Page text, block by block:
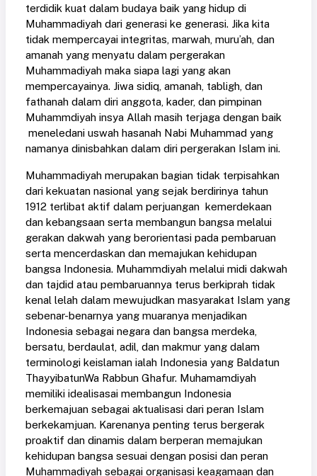
terdidik kuat dalam budaya baik yang hidup di
Muhammadiyah dari generasi ke generasi. Jika kita
tidak mempercayai integritas, marwah, muru’ah, dan
amanah yang menyatu dalam pergerakan
Muhammadiyah maka siapa lagi yang akan
mempercayainya. Jiwa sidiq, amanah, tabligh, dan
fathanah dalam diri anggota, kader, dan pimpinan
Muhammdiyah insya Allah masih terjaga dengan baik
meneledani uswah hasanah Nabi Muhammad yang
namanya dinisbahkan dalam diri pergerakan Islam ini.
Muhammadiyah merupakan bagian tidak terpisahkan
dari kekuatan nasional yang sejak berdirinya tahun
1912 terlibat aktif dalam perjuangan kemerdekaan
dan kebangsaan serta membangun bangsa melalui
gerakan dakwah yang berorientasi pada pembaruan
serta mencerdaskan dan memajukan kehidupan
bangsa Indonesia. Muhammdiyah melalui midi dakwah
dan tajdid atau pembaruannya terus berkiprah tidak
kenal lelah dalam mewujudkan masyarakat Islam yang
sebenar-benarnya yang muaranya menjadikan
Indonesia sebagai negara dan bangsa merdeka,
bersatu, berdaulat, adil, dan makmur yang dalam
terminologi keislaman ialah Indonesia yang Baldatun
ThayyibatunWa Rabbun Ghafur. Muhamamdiyah
memiliki idealisasai membangun Indonesia
berkemajuan sebagai aktualisasi dari peran Islam
berkekamjuan. Karenanya penting terus bergerak
proaktif dan dinamis dalam berperan memajukan
kehidupan bangsa sesuai dengan posisi dan peran
Muhammadiyah sebagai organisasi keagamaan dan